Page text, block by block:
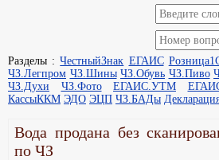
Разделы :ЧестныйЗнак ЕГАИС
ЧЗ.Легпром ЧЗ.Шины ЧЗ.Обувь ЧЗ.Пиво
ЧЗ.Духи
ЧЗ.Фото ЕГАИС.УТМ
КассыККМ ЭДО ЭЦП ЧЗ.БАДы
Вода продана без
по ЧЗ